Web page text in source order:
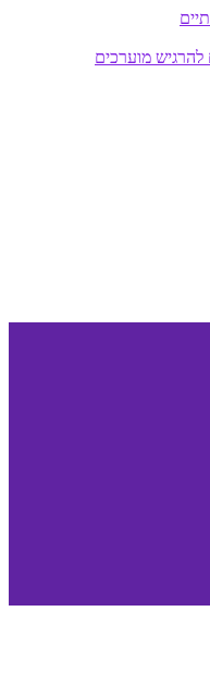
להרגיש מוערכים